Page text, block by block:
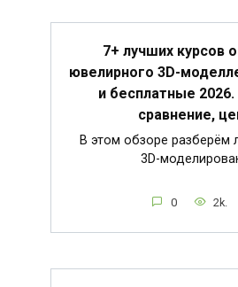
7+ лучших курсов
ювелирного 3D-
и бесплатные 2026.
сравнение,
В этом обзоре разберём
3D-
0 2k.